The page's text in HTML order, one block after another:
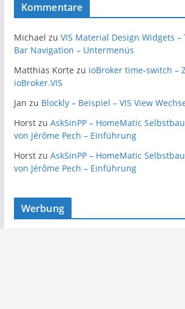
Kommentare
Michael zu VIS Material Design Widgets –
Bar Navigation – Untermenüs
Matthias Korte zu ioBroker time-switch –
ioBroker.VIS
Jan zu Blockly – Beispiel – VIS View
Horstzu AskSinPP – HomeMatic
von Jérôme Pech – Einführung
Horstzu AskSinPP – HomeMatic
von Jérôme Pech – Einführung
Werbung